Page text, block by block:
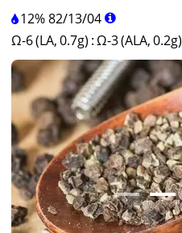
12%82/13/04
Ω-6 (LA, 0.7g) :Ω-3 (ALA, 0.2g)